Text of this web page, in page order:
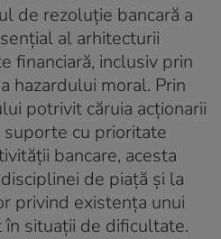
de rezoluție bancară a
al arhitecturii
financiară, inclusiv prin
hazardului moral. Prin
potrivit căruia acționarii
cu prioritate
bancare, acesta
de piață și la
privind existența unui
situații de dificultate.